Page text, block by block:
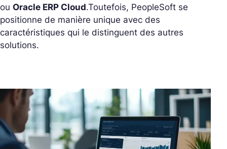
ou Oracle ERP Cloud.Toutefois, PeopleSoft se
positionne de manière unique avec des
caractéristiques qui le distinguent des autres
solutions.